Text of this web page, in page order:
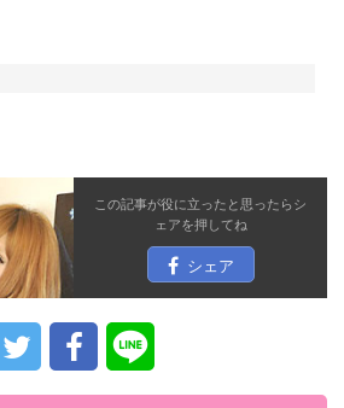
この記事が役に立ったと思ったらシ
ェアを押してね
シェア